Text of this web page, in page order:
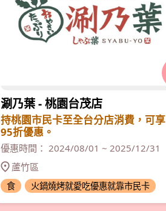
涮乃葉 - 桃園台茂店
持桃園市民卡至全台分店消費，可享
95折優惠。
優惠時間： 2024/08/01 ~ 2025/12/31
蘆竹區
食 火鍋燒烤就愛吃優惠就靠市民卡